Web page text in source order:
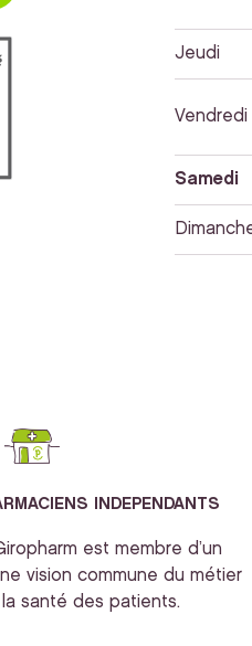
Jeudi
Vendredi
Samedi
INDEPENDANTS
est membre d’un
vision commune du métier
santé des patients.